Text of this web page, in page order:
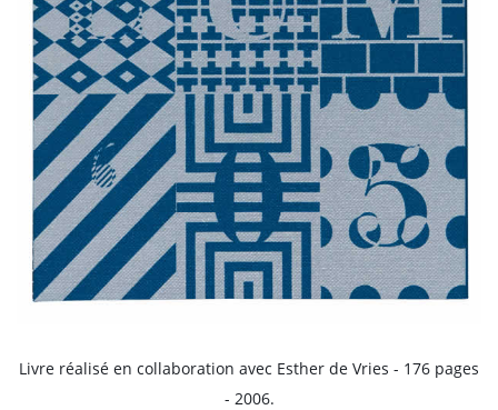
Livre réalisé en collaboration avec Esther de Vries - 176 pages
- 2006.